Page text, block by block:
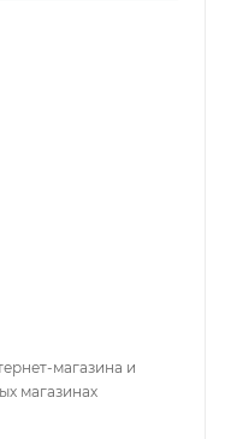
магазина и
магазинах